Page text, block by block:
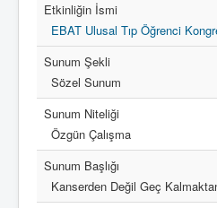
Etkinliğin İsmi
EBAT Ulusal Tıp Öğrenci
Sunum Şekli
Sözel Sunum
Sunum Niteliği
Özgün Çalışma
Sunum Başlığı
Kanserden Değil Geç